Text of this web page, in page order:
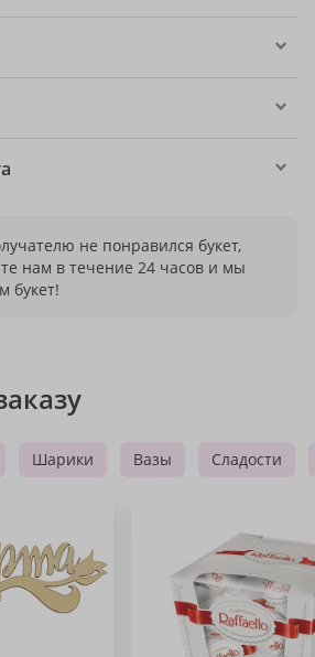
не понравился букет,
нам в течение 24 часов и мы
букет!
Шарики Вазы Сладости